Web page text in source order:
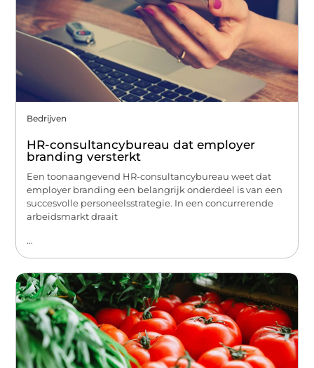
Bedrijven
HR-consultancybureau dat employer
branding versterkt
Een toonaangevend HR-consultancybureau weet dat
employer branding een belangrijk onderdeel is van een
succesvolle personeelsstrategie. In een concurrerende
arbeidsmarkt draait
...